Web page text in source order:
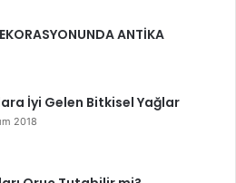
ANTİKA
İyi Gelen Bitkisel Yağlar
2018